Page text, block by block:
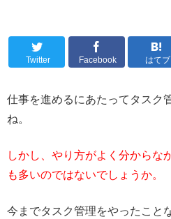
Twitter Facebook はてブ
仕事を進めるにあたってタスク
ね。
しかし、やり方がよく分からな
も多いのではないでしょうか。
今までタスク管理をやったこと